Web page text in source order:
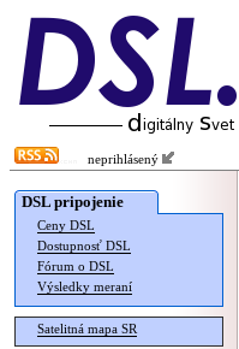
neprihlásený
DSL pripojenie
Ceny DSL
Dostupnosť DSL
Fórum o DSL
Výsledky meraní
Satelitná mapa SR